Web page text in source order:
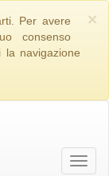
×
Per avere
consenso
la navigazione